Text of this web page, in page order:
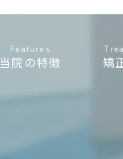
Features
当院の特徴 矯